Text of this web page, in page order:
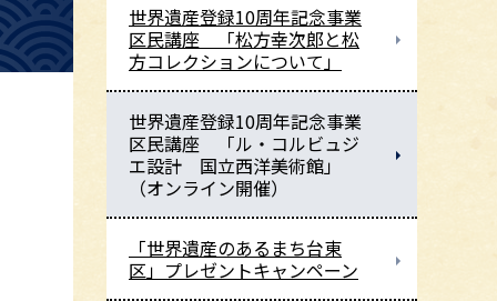
世界遺産登録10周年記念事業
区民講座 「松方幸次郎と松
方コレクションについて」
世界遺産登録10周年記念事業
区民講座 「ル・コルビュジ
エ設計 国立西洋美術館」
（オンライン開催）
「世界遺産のあるまち台東
区」プレゼントキャンペーン